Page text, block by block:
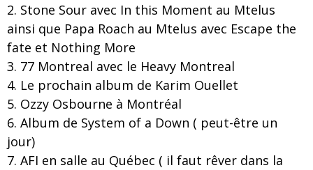
2. Stone Sour avec In this Moment au Mtelus
ainsi que Papa Roach au Mtelus avec Escape the
fate et Nothing More
3. 77 Montreal avec le Heavy Montreal
4. Le prochain album de Karim Ouellet
5. Ozzy Osbourne à Montréal
6. Album de System of a Down ( peut-être un
jour)
7. AFI en salle au Québec ( il faut rêver dans la